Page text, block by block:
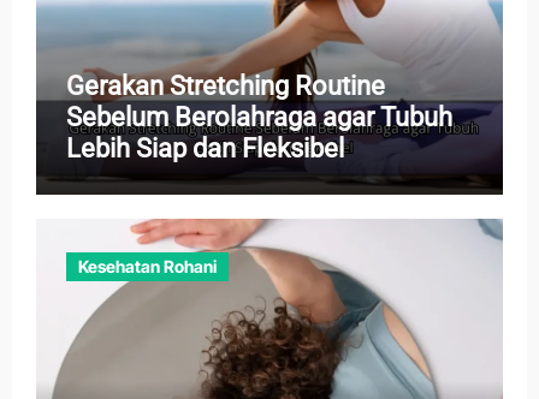
Gerakan Stretching Routine
Sebelum Berolahraga agar Tubuh
Lebih Siap dan Fleksibel
Kesehatan Rohani